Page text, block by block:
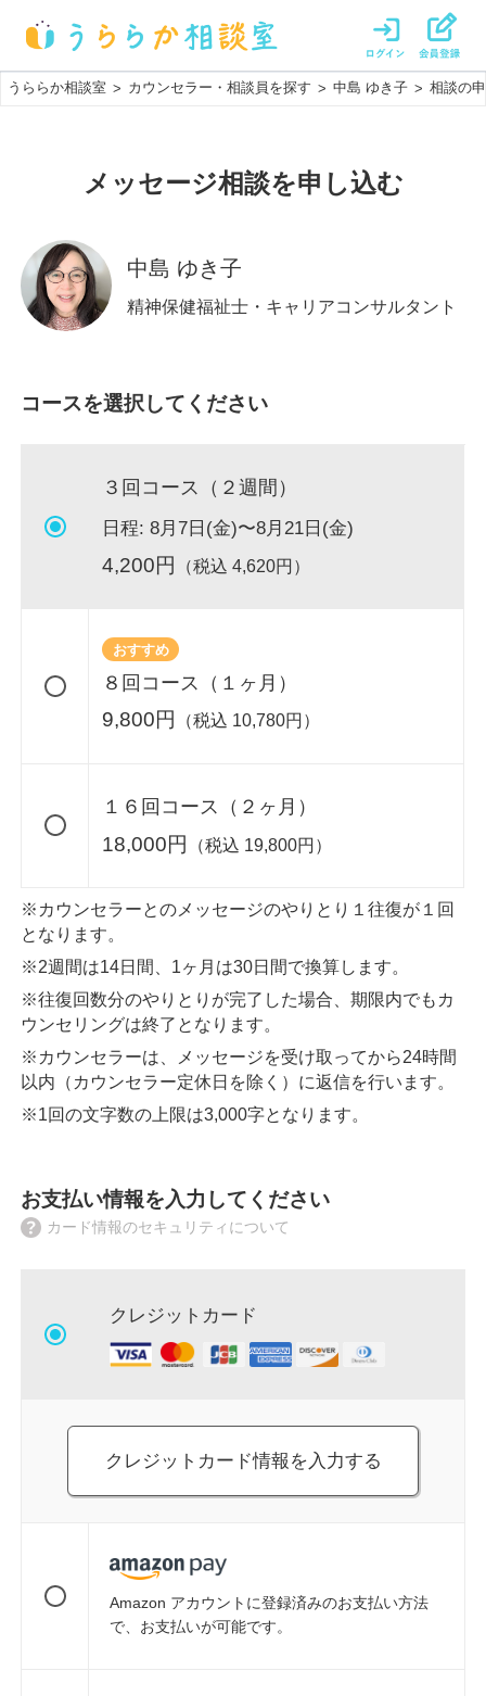
うららか相談室 > カウンセラー・相談員を探す > 中島 ゆき子 > 相談の
メッセージ相談を申し込む
中島 ゆき子
精神保健福祉士・キャリアコンサルタント
コースを選択してください
３回コース（２週間）
日程:8月7日(金)〜8月21日(金)
4,200円 （税込 4,620円）
おすすめ
８回コース（１ヶ月）
9,800円 （税込 10,780円）
１６回コース（２ヶ月）
18,000円 （税込 19,800円）
※カウンセラーとのメッセージのやりとり１往復が１回
となります。
※2週間は14日間、1ヶ月は30日間で換算します。
※往復回数分のやりとりが完了した場合、期限内でもカ
ウンセリングは終了となります。
※カウンセラーは、メッセージを受け取ってから24時間
以内（カウンセラー定休日を除く）に返信を行います。
※1回の文字数の上限は3,000字となります。
お支払い情報を入力してください
カード情報のセキュリティについて
クレジットカード
クレジットカード情報を入力する
Amazon アカウントに登録済みのお支払い方法
で、お支払いが可能です。